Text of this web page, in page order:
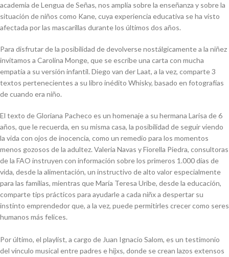
academia de Lengua de Señas, nos amplía sobre la enseñanza y sobre la
situación de niños como Kane, cuya experiencia educativa se ha visto
afectada por las mascarillas durante los últimos dos años.
Para disfrutar de la posibilidad de devolverse nostálgicamente a la niñez
invitamos a Carolina Monge, que se escribe una carta con mucha
empatía a su versión infantil. Diego van der Laat, a la vez, comparte 3
textos pertenecientes a su libro inédito Whisky, basado en fotografías
de cuando era niño.
El texto de Gloriana Pacheco es un homenaje a su hermana Larisa de 6
años, que le recuerda, en su misma casa, la posibilidad de seguir viendo
la vida con ojos de inocencia, como un remedio para los momentos
menos gozosos de la adultez. Valeria Navas y Fiorella Piedra, consultoras
de la FAO instruyen con información sobre los primeros 1.000 días de
vida, desde la alimentación, un instructivo de alto valor especialmente
para las familias, mientras que María Teresa Uribe, desde la educación,
comparte tips prácticos para ayudarle a cada niñx a despertar su
instinto emprendedor que, a la vez, puede permitirles crecer como seres
humanos más felices.
Por último, el playlist, a cargo de Juan Ignacio Salom, es un testimonio
del vínculo musical entre padres e hijxs, donde se crean lazos extensos